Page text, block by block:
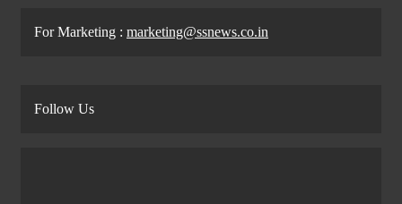
For Marketing : marketing@ssnews.co.in
Follow Us